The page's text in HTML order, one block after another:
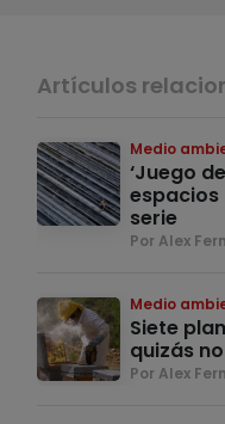
Artículos
Medio
‘Juego
espacios
serie
Por Alex
Medio
Siete
quizás
Por Alex